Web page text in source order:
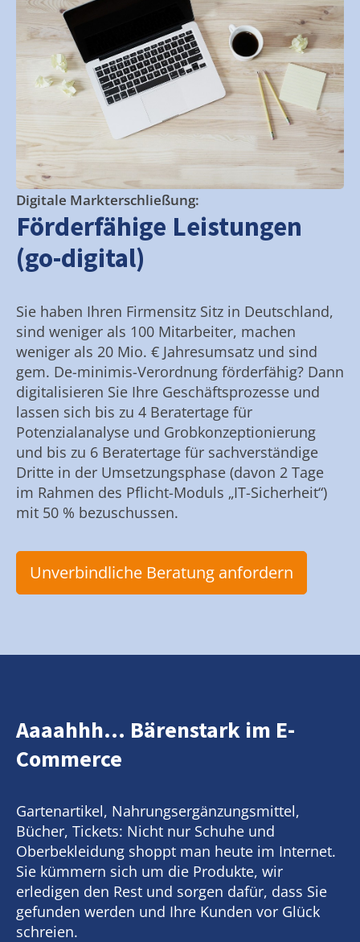
Digitale Markterschließung:
Förderfähige Leistungen
(go-digital)
Sie haben Ihren Firmensitz Sitz in Deutschland,
sind weniger als 100 Mitarbeiter, machen
weniger als 20 Mio. € Jahresumsatz und sind
gem. De-minimis-Verordnung förderfähig? Dann
digitalisieren Sie Ihre Geschäftsprozesse und
lassen sich bis zu 4 Beratertage für
Potenzialanalyse und Grobkonzeptionierung
und bis zu 6 Beratertage für sachverständige
Dritte in der Umsetzungsphase (davon 2 Tage
im Rahmen des Pflicht-Moduls „IT-Sicherheit“)
mit 50 % bezuschussen.
Unverbindliche Beratung anfordern
Aaaahhh... Bärenstark im E-
Commerce
Gartenartikel, Nahrungsergänzungsmittel,
Bücher, Tickets: Nicht nur Schuhe und
Oberbekleidung shoppt man heute im Internet.
Sie kümmern sich um die Produkte, wir
erledigen den Rest und sorgen dafür, dass Sie
gefunden werden und Ihre Kunden vor Glück
schreien.